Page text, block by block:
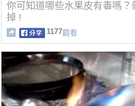
你可知道哪些水果皮有毒嗎？
掉 !
1177觀看